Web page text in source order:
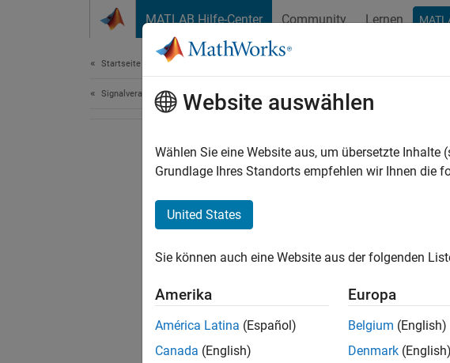
MATLAB Hilfe-Center Community Lernen
Startseite der Dokumentation
Signalverarbeitung Website auswählen
Wählen Sie eine Website aus, um übersetzte
Grundlage Ihres Standorts empfehlen wir Ihnen die
United States
Sie können auch eine Website aus der folgenden
Amerika
América Latina (Español)
Canada (English)
Europa
Belgium (English)
Denmark (English)